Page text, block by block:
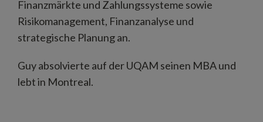
Finanzmärkte und Zahlungssysteme sowie
Risikomanagement, Finanzanalyse und
strategische Planung an.
Guy absolvierte auf der UQAM seinen MBA und
lebt in Montreal.